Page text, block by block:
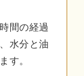
間の経過
水分と油
す。